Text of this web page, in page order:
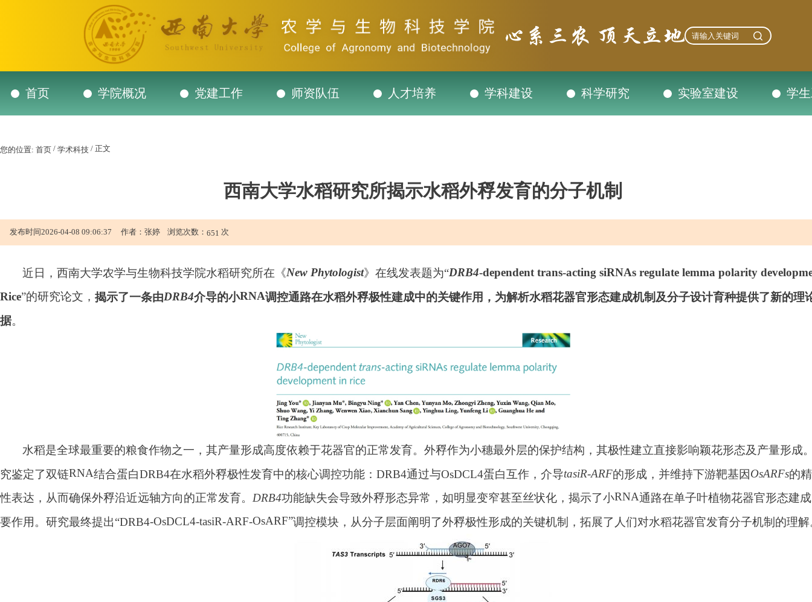
首页 学院概况 党建工作 师资队伍 人才培养 学科建设 科学研究 实验室建设 学
您的位置: 首页 / 学术科技 / 正文
西南大学水稻研究所揭示水稻外稃发育的分子机制
发布时间2026-04-08 09:06:37 作者：张婷 浏览次数： 651 次
近日，西南大学农学与生物科技学院水稻研究所在《New Phytologist》 在线发表题为“DRB4-dependent trans-acting siRNAs regulate lemma polarity
Rice”的研究论文， 揭示了一条由DRB4介导的小RNA调控通路在水稻外稃极性建成中的关键作用 ，为解析水稻花器官形态建成机制及分子设计育种提供了新的理
据。
水稻是全球最重要的粮食作物之一，其产量形成高度依赖于花器官的正常发育。外稃作为小穗最外层的保护结构，其极性建立直接影响颖花形态及产量形成
究鉴定了双链RNA结合蛋白DRB4在水稻外稃极性发育中的核心调控功能： DRB4通过与OsDCL4蛋白互作， 介导tasiR-ARF的形成 ，并维持下游靶基因OsARFs的
性表达，从而确保外稃沿近远轴方向的正常发育。 DRB4功能缺失会导致外稃形态异常，如明显变窄甚至丝状化，揭示了小RNA通路在单子叶植物花器官形态建
要作用。研究最终提出“DRB4-OsDCL4-tasiR-ARF-OsARF”调控模块，从分子层面阐明了外稃极性形成的关键机制，拓展了人们对水稻花器官发育分子机制的理解